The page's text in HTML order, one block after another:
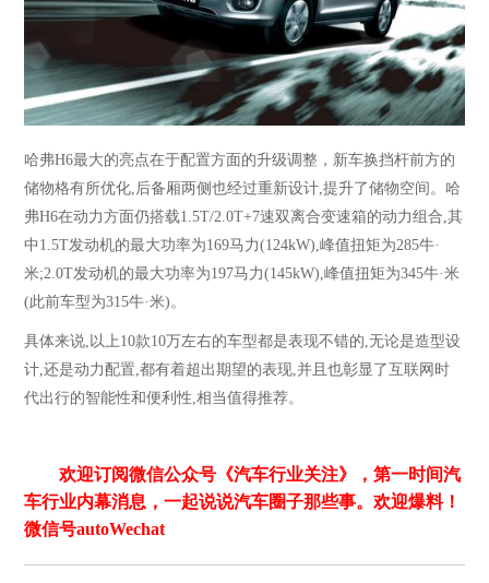
哈弗H6最大的亮点在于配置方面的升级调整 ， 新车换挡杆前方的
储物格有所优化,后备厢两侧也经过重新设计,提升了储物空间。哈
弗H6在动力方面仍搭载1.5T/2.0T+7速双离合变速箱的动力组合,其
中1.5T发动机的最大功率为169马力(124kW),峰值扭矩为285牛·
米;2.0T发动机的最大功率为197马力(145kW),峰值扭矩为345牛·米
(此前车型为315牛·米)。
具体来说,以上10款10万左右的车型都是表现不错的,无论是造型设
计,还是动力配置,都有着超出期望的表现,并且也彰显了互联网时
代出行的智能性和便利性,相当值得推荐。
欢迎订阅微信公众号《汽车行业关注》，第一时间汽
车行业内幕消息，一起说说汽车圈子那些事。欢迎爆料！
微信号autoWechat